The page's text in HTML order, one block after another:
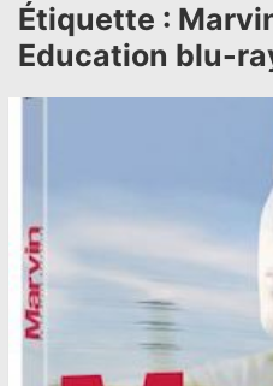
Étiquette :
Education blu-